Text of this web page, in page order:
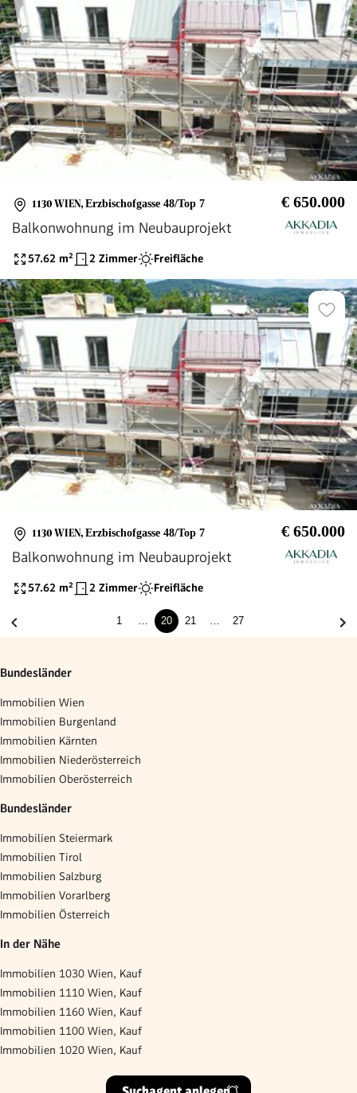
1130 WIEN, Erzbischofgasse 48/Top 7 € 650.000
Balkonwohnung im Neubauprojekt
57.62 m² 2 Zimmer Freifläche
1130 WIEN, Erzbischofgasse 48/Top 7 € 650.000
Balkonwohnung im Neubauprojekt
57.62 m² 2 Zimmer Freifläche
1 20 21 27
Bundesländer
Immobilien Wien
Immobilien Burgenland
Immobilien Kärnten
Immobilien Niederösterreich
Immobilien Oberösterreich
Bundesländer
Immobilien Steiermark
Immobilien Tirol
Immobilien Salzburg
Immobilien Vorarlberg
Immobilien Österreich
In der Nähe
Immobilien 1030 Wien, Kauf
Immobilien 1110 Wien, Kauf
Immobilien 1160 Wien, Kauf
Immobilien 1100 Wien, Kauf
Immobilien 1020 Wien, Kauf